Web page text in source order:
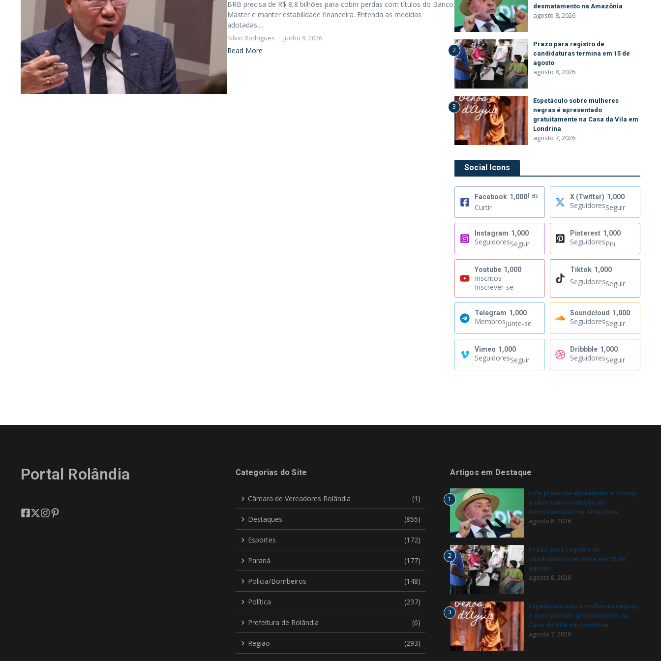
BRB precisa de R$ 8,8 bilhões para cobrir perdas com títulos do Banco
Master e manter estabilidade financeira. Entenda as medidas
adotadas....
Silvio Rodrigues junho 9, 2026
Read More
desmatamento na Amazônia
agosto 8, 2026
2
Prazo para registro de
candidaturas termina em 15 de
agosto
agosto 8, 2026
3
Espetáculo sobre mulheres
negras é apresentado
gratuitamente na Casa da Vila em
Londrina
agosto 7, 2026
Social Icons
Facebook 1,000Fãs
Curtir
X (Twitter) 1,000
SeguidoresSeguir
Instagram 1,000
SeguidoresSeguir
Pinterest 1,000
SeguidoresPin
Youtube 1,000
Inscritos
Inscrever-se
Tiktok 1,000
SeguidoresSeguir
Telegram 1,000
MembrosJunte-se
Soundcloud 1,000
SeguidoresSeguir
Vimeo 1,000
SeguidoresSeguir
Dribbble 1,000
SeguidoresSeguir
Portal Rolândia Categorias do Site
Câmara de Vereadores Rolândia (1)
Destaques (855)
Esportes (172)
Paraná (177)
Policia/Bombeiros (148)
Política (237)
Prefeitura de Rolândia (6)
Região (293)
Artigos em Destaque
1
Lula pretende apresentar a Trump
dados sobre redução do
desmatamento na Amazônia
agosto 8, 2026
2
Prazo para registro de
candidaturas termina em 15 de
agosto
agosto 8, 2026
3
Espetáculo sobre mulheres negras
é apresentado gratuitamente na
Casa da Vila em Londrina
agosto 7, 2026